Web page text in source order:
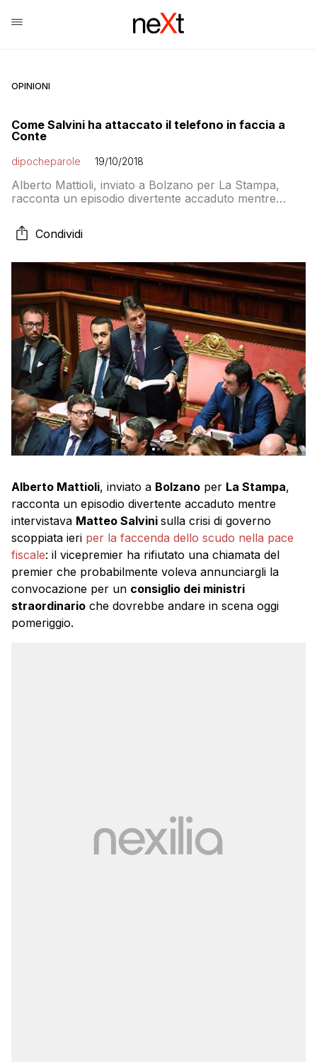
OPINIONI
Come Salvini ha attaccato il telefono in faccia a
Conte
dipocheparole 19/10/2018
Alberto Mattioli, inviato a Bolzano per La Stampa,
racconta un episodio divertente accaduto mentre
scoppiata ieri per la faccenda dello scudo nella pace
fiscale: il vicepremier ha rifiutato una chiamata del
convocazione per un consiglio dei ministri
straordinario che dovrebbe andare in scena […]
Condividi
Alberto Mattioli, inviato a Bolzano per La Stampa,
racconta un episodio divertente accaduto mentre
intervistava Matteo Salvini sulla crisi di governo
scoppiata ieri per la faccenda dello scudo nella pace
fiscale: il vicepremier ha rifiutato una chiamata del
premier che probabilmente voleva annunciargli la
convocazione per un consiglio dei ministri
straordinario che dovrebbe andare in scena oggi
pomeriggio.